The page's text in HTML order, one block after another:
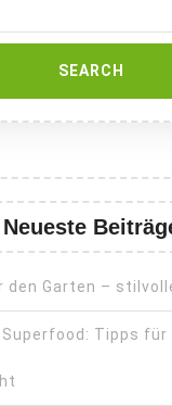
Neueste
den Garten –
Tipps für